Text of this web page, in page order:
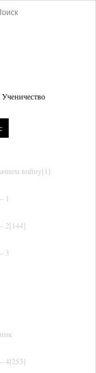
Ученичество
войну[1]
1
2[144]
3
4[253]